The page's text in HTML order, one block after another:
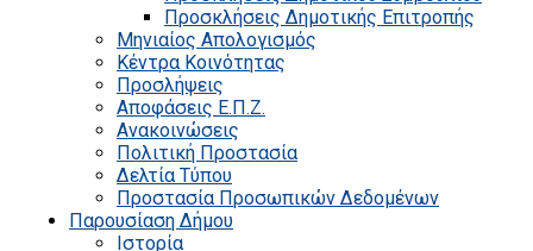
Προσκλήσεις Δημοτικής Επιτροπής
Μηνιαίος Απολογισμός
Κέντρα Κοινότητας
Προσλήψεις
Αποφάσεις Ε.Π.Ζ.
Ανακοινώσεις
Πολιτική Προστασία
Δελτία Τύπου
Προστασία Προσωπικών Δεδομένων
Παρουσίαση Δήμου
Ιστορία